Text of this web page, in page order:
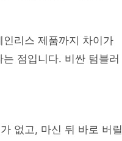
인리스 제품까지 차이가
점입니다. 비싼 텀블러
없고, 마신 뒤 바로 버릴